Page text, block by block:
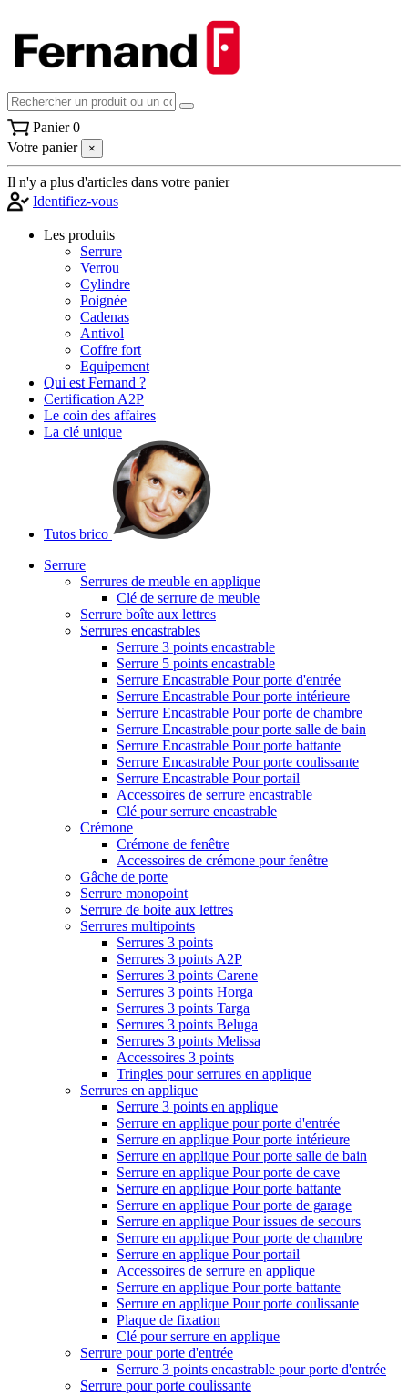
Panier 0
Votre panier
×
Il n'y a plus d'articles dans votre panier
Identifiez-vous
Les produits
Serrure
Verrou
Cylindre
Poignée
Cadenas
Antivol
Coffre fort
Equipement
Qui est Fernand ?
Certification A2P
Le coin des affaires
La clé unique
Tutos brico
Serrure
Serrures de meuble en applique
Clé de serrure de meuble
Serrure boîte aux lettres
Serrures encastrables
Serrure 3 points encastrable
Serrure 5 points encastrable
Serrure Encastrable Pour porte d'entrée
Serrure Encastrable Pour porte intérieure
Serrure Encastrable Pour porte de chambre
Serrure Encastrable pour porte salle de bain
Serrure Encastrable Pour porte battante
Serrure Encastrable Pour porte coulissante
Serrure Encastrable Pour portail
Accessoires de serrure encastrable
Clé pour serrure encastrable
Crémone
Crémone de fenêtre
Accessoires de crémone pour fenêtre
Gâche de porte
Serrure monopoint
Serrure de boite aux lettres
Serrures multipoints
Serrures 3 points
Serrures 3 points A2P
Serrures 3 points Carene
Serrures 3 points Horga
Serrures 3 points Targa
Serrures 3 points Beluga
Serrures 3 points Melissa
Accessoires 3 points
Tringles pour serrures en applique
Serrures en applique
Serrure 3 points en applique
Serrure en applique pour porte d'entrée
Serrure en applique Pour porte intérieure
Serrure en applique Pour porte salle de bain
Serrure en applique Pour porte de cave
Serrure en applique Pour porte battante
Serrure en applique Pour porte de garage
Serrure en applique Pour issues de secours
Serrure en applique Pour porte de chambre
Serrure en applique Pour portail
Accessoires de serrure en applique
Serrure en applique Pour porte battante
Serrure en applique Pour porte coulissante
Plaque de fixation
Clé pour serrure en applique
Serrure pour porte d'entrée
Serrure 3 points encastrable pour porte d'entrée
Serrure pour porte coulissante